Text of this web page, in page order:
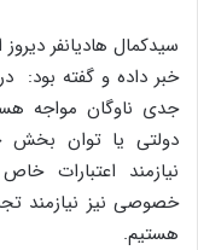
سیدکمال هادیانفر
خبر داده و گفته بود:‌
جدی ناوگان مواجه
دولتی یا توان بخش
نیازمند اعتبارات
خصوصی نیز نیازمند
هستیم.